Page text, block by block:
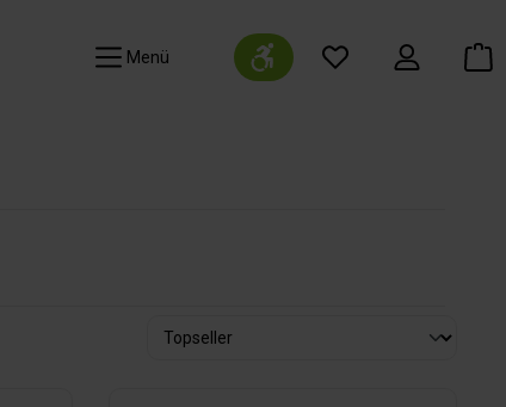
Navigation Werkzeugleiste anzeigen